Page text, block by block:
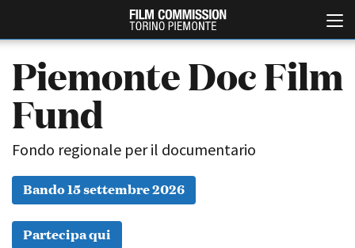
Piemonte Doc Film
Fund
Fondo regionale per il documentario
Bando 15 settembre 2026
Partecipa qui